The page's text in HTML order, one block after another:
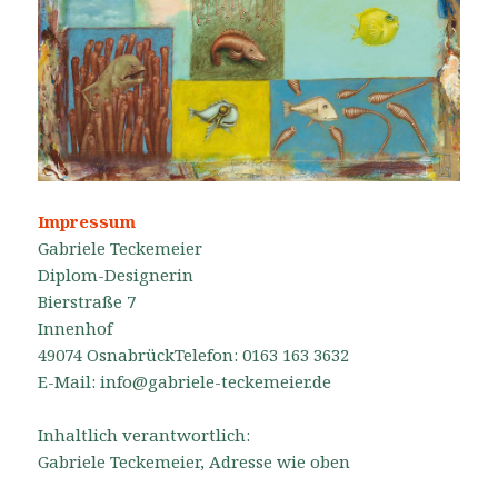
Impressum
Gabriele Teckemeier
Diplom-Designerin
Bierstraße 7
Innenhof
49074 OsnabrückTelefon: 0163 163 3632
E-Mail: info@gabriele-teckemeier.de
Inhaltlich verantwortlich:
Gabriele Teckemeier, Adresse wie oben